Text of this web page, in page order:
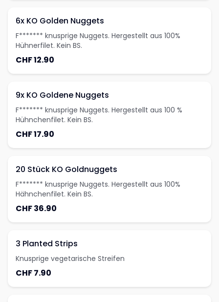
6x KO Golden Nuggets
F******* knusprige Nuggets. Hergestellt aus 100%
Hühnerfilet. Kein BS.
CHF 12.90
9x KO Goldene Nuggets
F******* knusprige Nuggets. Hergestellt aus 100 %
Hühnchenfilet. Kein BS.
CHF 17.90
20 Stück KO Goldnuggets
F******* knusprige Nuggets. Hergestellt aus 100%
Hähnchenfilet. Kein BS.
CHF 36.90
3 Planted Strips
Knusprige vegetarische Streifen
CHF 7.90